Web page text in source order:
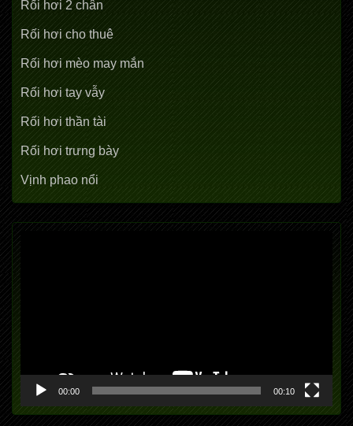
Rối hơi 2 chân
Rối hơi cho thuê
Rối hơi mèo may mắn
Rối hơi tay vẫy
Rối hơi thần tài
Rối hơi trưng bày
Vịnh phao nổi
Trình
chơi
Video
00:00 00:10